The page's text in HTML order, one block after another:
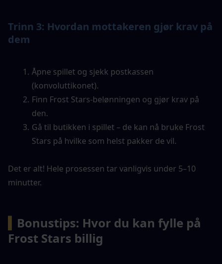
Trinn 3: Hvordan mottakeren gjør krav på
dem
Åpne spillet og sjekk postkassen
(konvoluttikonet).
Finn Frost Stars-belønningen og gjør krav på
den.
Gå til butikken i spillet – de kan nå bruke Frost
Stars på hvilke som helst pakker de vil.
Det er alt! Hele prosessen tar vanligvis under 5–10
minutter.
Bonustips: Hvor du kan fylle på
Frost Stars billig